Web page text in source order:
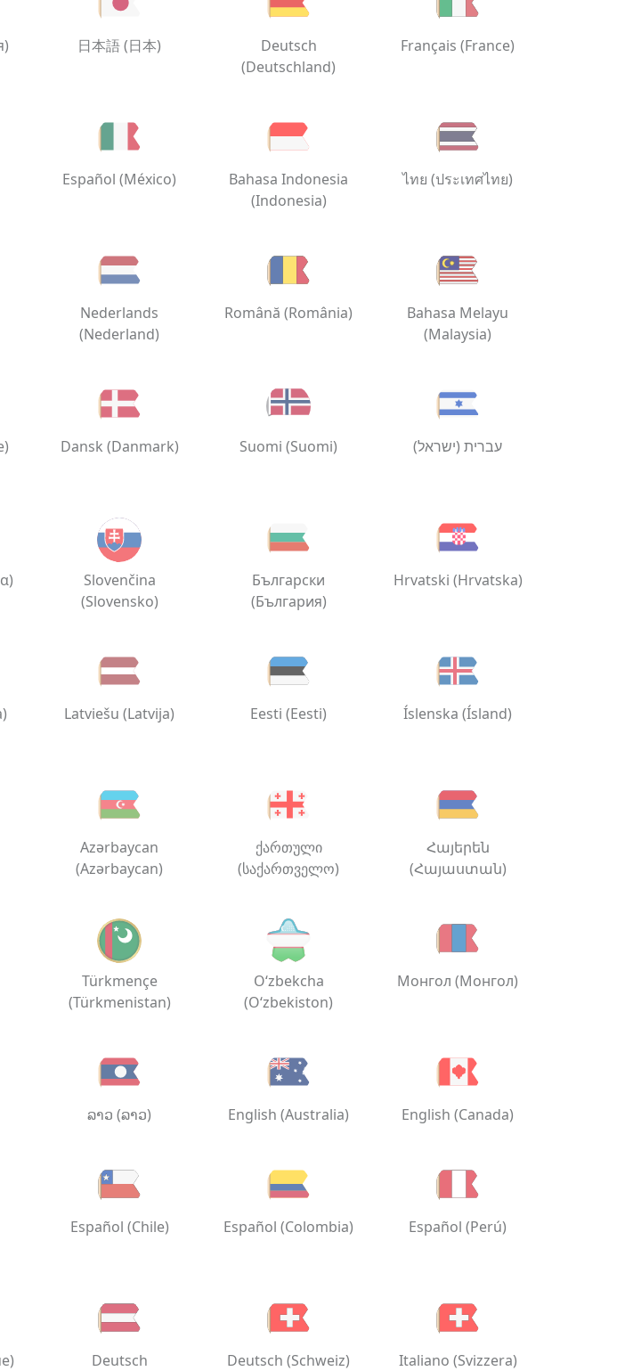
日本語 (日本)
Deutsch
(Deutschland)
Français (France)
Español (México)
Bahasa Indonesia
(Indonesia)
ไทย (ประเทศไทย)
Nederlands
(Nederland)
Română (România)
Bahasa Melayu
(Malaysia)
Dansk (Danmark) Suomi (Suomi) עברית (ישראל)
Slovenčina
(Slovensko)
Български
(България)
Hrvatski (Hrvatska)
Latviešu (Latvija) Eesti (Eesti) Íslenska (Ísland)
Azərbaycan
(Azərbaycan)
ქართული
(საქართველო)
Հայերեն
(Հայաստան)
Türkmençe
(Türkmenistan)
O‘zbekcha
(O‘zbekiston)
Монгол (Монгол)
ລາວ (ລາວ) English (Australia) English (Canada)
Español (Chile) Español (Colombia) Español (Perú)
Deutsch
Deutsch (Schweiz) Italiano (Svizzera)